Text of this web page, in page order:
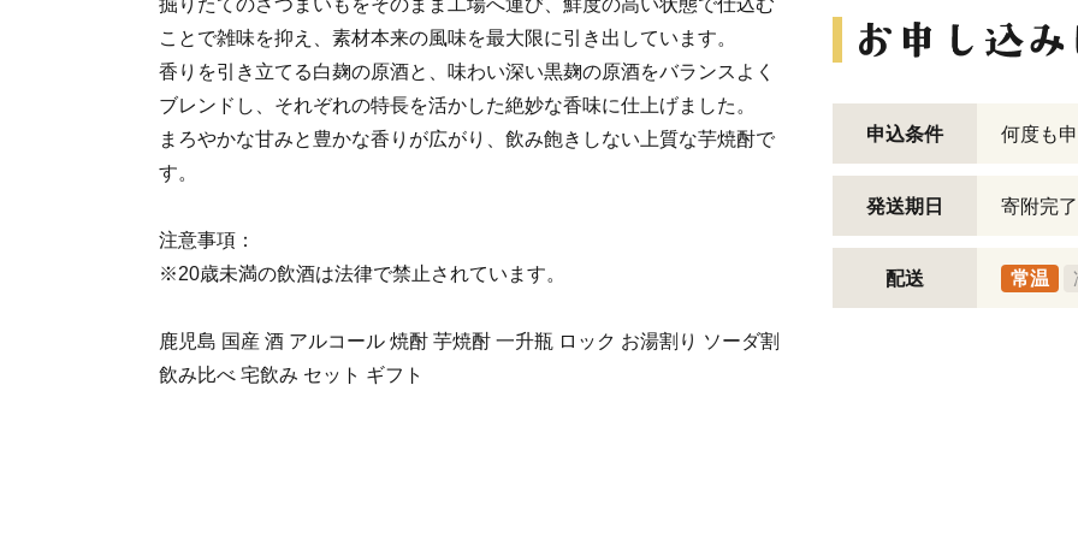
掘りたてのさつまいもをそのまま工場へ運び、鮮度の高い状態で仕込む
ことで雑味を抑え、素材本来の風味を最大限に引き出しています。
香りを引き立てる白麹の原酒と、味わい深い黒麹の原酒をバランスよく
ブレンドし、それぞれの特長を活かした絶妙な香味に仕上げました。
まろやかな甘みと豊かな香りが広がり、飲み飽きしない上質な芋焼酎で
す。
注意事項：
※20歳未満の飲酒は法律で禁止されています。
鹿児島 国産 酒 アルコール 焼酎 芋焼酎 一升瓶 ロック お湯割り ソーダ割
飲み比べ 宅飲み セット ギフト
申込条件 何度も
発送期日 寄附完
配送 常温